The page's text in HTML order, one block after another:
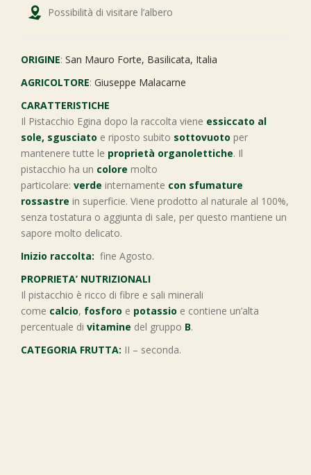
Possibilità di visitare l’albero
ORIGINE: San Mauro Forte, Basilicata, Italia
AGRICOLTORE: Giuseppe Malacarne
CARATTERISTICHE
Il Pistacchio Egina dopo la raccolta viene essiccato al
sole, sgusciato e riposto subito sottovuoto per
mantenere tutte le proprietà organolettiche. Il
pistacchio ha un colore molto
particolare: verde internamente con sfumature
rossastre in superficie. Viene prodotto al naturale al 100%,
senza tostatura o aggiunta di sale, per questo mantiene un
sapore molto delicato.
Inizio raccolta: fine Agosto.
PROPRIETA’ NUTRIZIONALI
Il pistacchio è ricco di fibre e sali minerali
come calcio, fosforo e potassio e contiene un’alta
percentuale di vitamine del gruppo B.
CATEGORIA FRUTTA: II – seconda.